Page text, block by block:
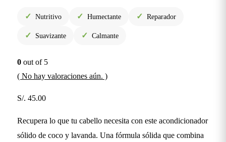
✓ Nutritivo ✓ Humectante ✓ Reparador
✓ Suavizante ✓ Calmante
0out of 5
( No hay valoraciones aún. )
S/. 45.00
Recupera lo que tu cabello necesita con este acondicionador
sólido de coco y lavanda. Una fórmula sólida que combina